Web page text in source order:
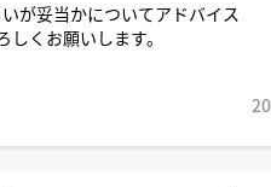
が妥当かについてアドバイス
くお願いします。